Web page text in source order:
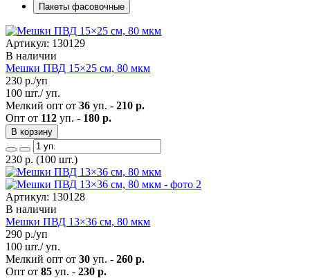
Пакеты фасовочные
Артикул: 130129
В наличии
Мешки ПВД 15×25 см, 80 мкм
230 р./уп
100 шт./ уп.
Мелкий опт от 36 уп. - 210 р.
Опт от 112 уп. - 180 р.
В корзину
230 р. (100 шт.)
Артикул: 130128
В наличии
Мешки ПВД 13×36 см, 80 мкм
290 р./уп
100 шт./ уп.
Мелкий опт от 30 уп. - 260 р.
Опт от 85 уп. - 230 р.